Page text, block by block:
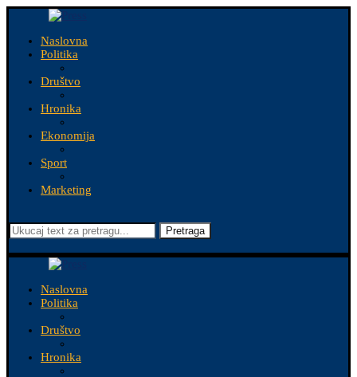
Naslovna
Politika
Društvo
Hronika
Ekonomija
Sport
Marketing
Pretraga
Naslovna
Politika
Društvo
Hronika